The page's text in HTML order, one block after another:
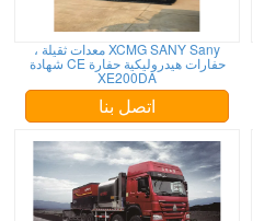
XCMG SANY Sany معدات ثقيلة ،
حفارات هيدروليكية حفارة CE شهادة
XE200DA
اتصل بنا